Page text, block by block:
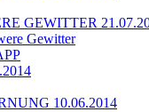
GEWITTER
Gewitter
10.06.2014